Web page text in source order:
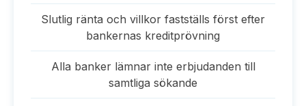
Slutlig ränta och villkor fastställs först efter
bankernas kreditprövning
Alla banker lämnar inte erbjudanden till
samtliga sökande